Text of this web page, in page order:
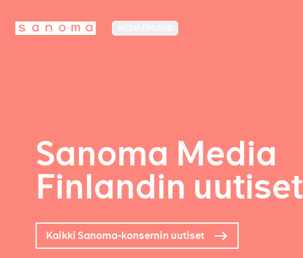
Sanoma Media
Finlandin uutiset
Kaikki Sanoma-konsernin uutiset